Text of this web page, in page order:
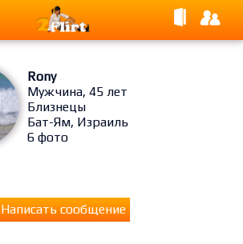
Rony
Мужчина, 45 лет
Близнецы
Бат-Ям, Израиль
6 фото
Написать сообщение